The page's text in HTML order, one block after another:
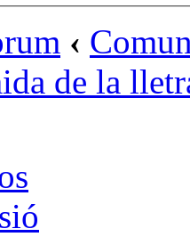
‹
de la